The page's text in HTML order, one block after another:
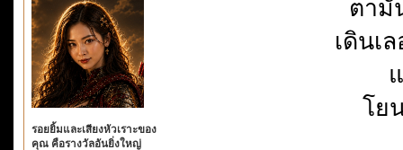
รอยยิ้มและเสียงหัวเราะของ
คุณ คือรางวัลอันยิ่งใหญ่
ตามั
เดินเ
โย